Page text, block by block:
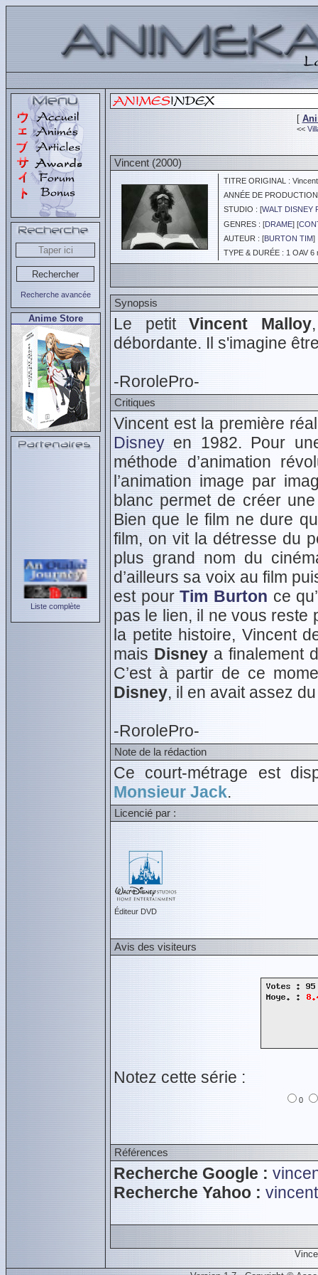
Recherche avancée
Anime Store
Liste complète
[
<<
Vincent (2000)
TITRE ORIGINAL : Vincent
ANNÉE DE
STUDIO : [WALT DISNEY
GENRES : [DRAME] [
AUTEUR : [BURTON TIM]
TYPE & DURÉE : 1 OAV 6
Synopsis
Le petit Vincent Malloy
débordante. Il s'imagine
-RorolePro-
Critiques
Vincent est la première
Disney en 1982. Pour
méthode d’animation
l’animation image par
blanc permet de créer
Bien que le film ne dure
film, on vit la détresse du
plus grand nom du
d’ailleurs sa voix au film
est pourTim Burton ce
pas le lien, il ne vous reste
la petite histoire, Vincent
mais Disney a finalement
C’est à partir de ce
Disney, il en avait assez
-RorolePro-
Note de la rédaction
Ce court-métrage est
Monsieur Jack.
Licencié par :
Éditeur DVD
Avis des visiteurs
Notez cette série :
0
Références
Recherche Google :
Recherche Yahoo : vincent